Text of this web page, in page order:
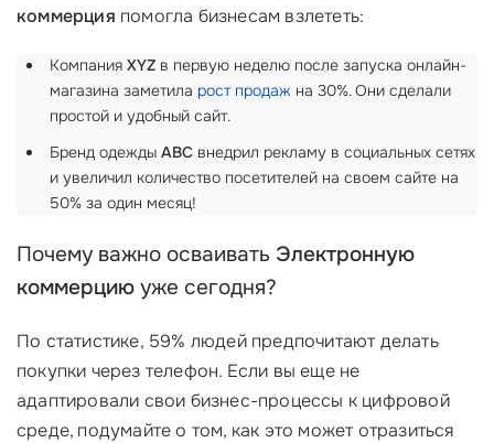
коммерция помогла бизнесам взлететь:
Компания XYZ в первую неделю после запуска онлайн-
магазина заметила рост продаж на 30%. Они сделали
простой и удобный сайт.
Бренд одежды ABC внедрил рекламу в социальных сетях
и увеличил количество посетителей на своем сайте на
50% за один месяц!
Почему важно осваивать Электронную
коммерцию уже сегодня?
По статистике, 59% людей предпочитают делать
покупки через телефон. Если вы еще не
адаптировали свои бизнес-процессы к цифровой
среде, подумайте о том, как это может отразиться